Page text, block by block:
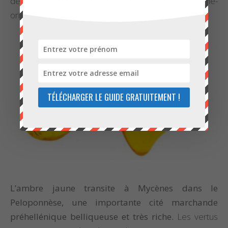
orient.
L’ambre jaune transite à Mycènes dans le
Peloponnèse, une importante cité marchande
préhellénique belliqueuse et très riche. Les vertus
TÉLÉCHARGER LE GUIDE GRATUITEMENT !